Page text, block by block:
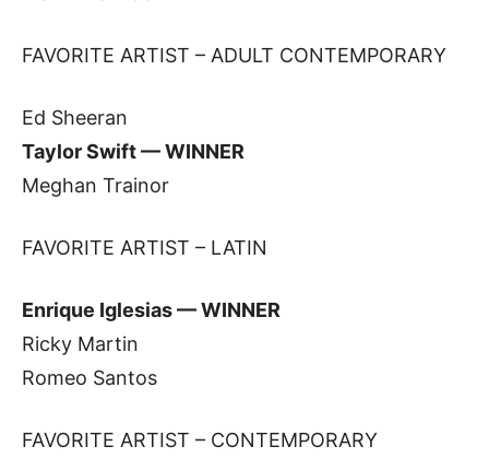
FAVORITE ARTIST – ADULT CONTEMPORARY
Ed Sheeran
Taylor Swift — WINNER
Meghan Trainor
FAVORITE ARTIST – LATIN
Enrique Iglesias — WINNER
Ricky Martin
Romeo Santos
FAVORITE ARTIST – CONTEMPORARY